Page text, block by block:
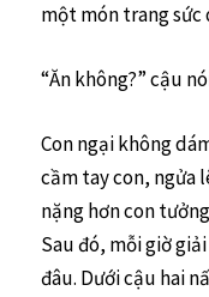
một món trang sức
“Ăn không?” cậu
Con ngại không
cầm tay con, ngửa
nặng hơn con
Sau đó, mỗi giờ
đâu. Dưới cậu hai